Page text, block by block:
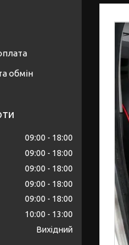
обмін
09:00 18:00
09:00 18:00
09:00 18:00
09:00 18:00
09:00 18:00
10:00 13:00
Вихідний